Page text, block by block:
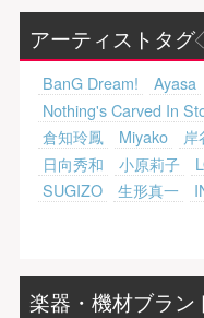
アーティストタグ
BanG Dream! Ayasa
Nothing's Carved In
倉知玲鳳
Miyako 岸
日向秀和
小原莉子
SUGIZO
生形真一
楽器・機材ブラン